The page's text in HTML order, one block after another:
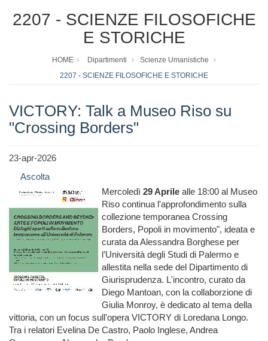
2207 - SCIENZE FILOSOFICHE
E STORICHE
HOME Dipartimenti
Scienze Umanistiche
2207 - SCIENZE FILOSOFICHE E STORICHE
VICTORY: Talk a Museo Riso su
"Crossing Borders"
23-apr-2026
Ascolta
Mercoledì 29 Aprile alle 18:00 al Museo
Riso continua l'approfondimento sulla
collezione temporanea Crossing
Borders, Popoli in movimento", ideata e
curata da Alessandra Borghese per
l’Università degli Studi di Palermo e
allestita nella sede del Dipartimento di
Giurisprudenza. L'incontro, curato da
Diego Mantoan, con la collaborzione di
Giulia Monroy, è dedicato al tema della
vittoria, con un focus sull'opera VICTORY di Loredana Longo.
Tra i relatori Evelina De Castro, Paolo Inglese, Andrea